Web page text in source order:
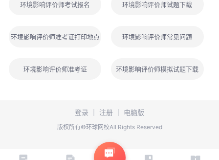
必须在一个考试年度内通过应试科目。
针对环境影响评价师各科分值分布特点，建议考生采取差异化
术方法两科分值相同，建议同步复习以节省重复学习时间，技术方
法科目需加强定量计算训练。
科目尤其是案例分析上，确保不拖后腿。通过大量真题训练，总结
环境影响评价师考试报名 环境影响评价师试题下载
环境影响评价师准考证打印地点 环境影响评价师常见问题
环境影响评价师准考证 环境影响评价师模拟试题下载
登录 注册 电脑版
版权所有©环球网校All Rights Reserved